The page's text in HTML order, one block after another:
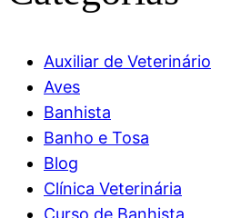
Auxiliar de Veterinário
Aves
Banhista
Banho e Tosa
Blog
Clínica Veterinária
Curso de Banhista